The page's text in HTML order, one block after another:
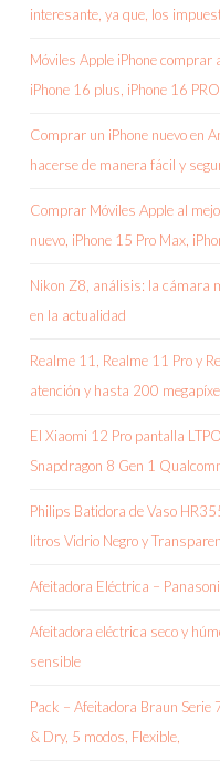
interesante, ya que, los
Móviles Apple iPhone comprar
iPhone 16 plus, iPhone 16
Comprar un iPhone nuevo en
hacerse de manera fácil y
Comprar Móviles Apple al
nuevo, iPhone 15 Pro Max,
Nikon Z8, análisis: la cámara
en la actualidad
Realme 11, Realme 11 Pro y
atención y hasta 200
El Xiaomi 12 Pro pantalla
Snapdragon 8 Gen 1
Philips Batidora de Vaso
litros Vidrio Negro y
Afeitadora Eléctrica –
Afeitadora eléctrica seco y
sensible
Pack – Afeitadora Braun
& Dry, 5 modos, Flexible,